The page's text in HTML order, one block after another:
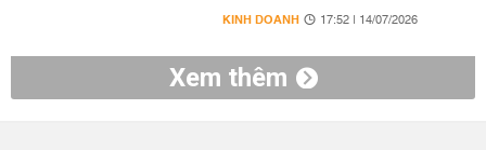
KINH DOANH 17:52 | 14/07/2026
Xem thêm